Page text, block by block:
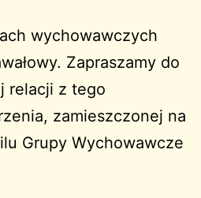
wychowawczych
Zapraszamy do
relacji z tego
zamieszczonej na
Grupy Wychowawcze